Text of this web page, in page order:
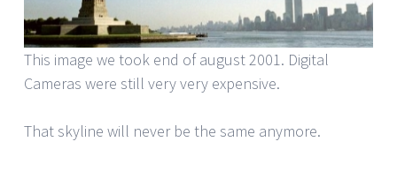
This image we took end of august 2001. Digital
Cameras were still very very expensive.
That skyline will never be the same anymore.